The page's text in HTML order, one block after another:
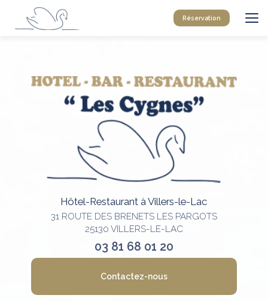
contenu
Réservation
Hôtel-Restaurant à Villers-le-Lac
31 ROUTE DES BRENETS LES PARGOTS
25130 VILLERS-LE-LAC
03 81 68 01 20
Contactez-nous